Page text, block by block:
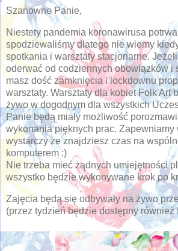
Szanowne Panie,
Niestety pandemia koronawirusa
spodziewaliśmy dlatego nie wiemy
spotkania i warsztaty stacjonarne.
oderwać od codziennych obowiązków i
masz dość zamknięcia i lockdownu
warsztaty. Warsztaty dla kobiet Folk Art
żywo w dogodnym dla wszystkich
Panie będą miały możliwość
wykonania pięknych prac. Zapewniamy
wystarczy że znajdziesz czas na
komputerem :)
Nie trzeba mieć żądnych umiejętności
wszystko będzie wykonywane krok po
Zajęcia będą się odbywały na żywo
(przez tydzień będzie dostępny również